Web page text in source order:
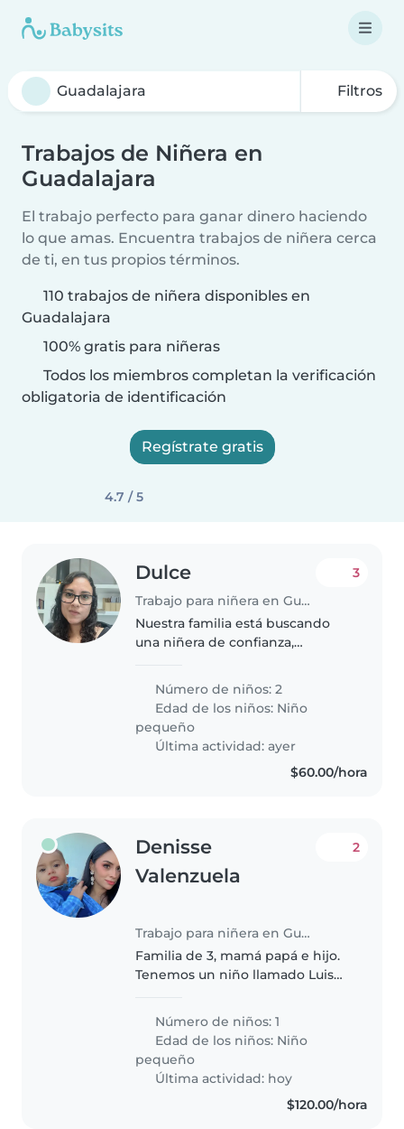
Filtros
Trabajos de Niñera en
Guadalajara
El trabajo perfecto para ganar dinero haciendo
lo que amas. Encuentra trabajos de niñera cerca
de ti, en tus propios términos.
110 trabajos de niñera disponibles en
Guadalajara
100% gratis para niñeras
Todos los miembros completan la verificación
obligatoria de identificación
Regístrate gratis
4.7 / 5
Dulce
Trabajo para niñera en Guadalajara
3
Nuestra familia está buscando
una niñera de confianza,
pueda cuidar a nuestros 2 niños
pequeños de 2 años. Una mamá
trabaja HO por lo que siempre
estará..
Número de niños: 2
Edad de los niños: Niño
pequeño
Última actividad: ayer
$60.00/hora
Denisse
Valenzuela
Trabajo para niñera en Guadalajara
2
Familia de 3, mamá papá e hijo.
Tenemos un niño llamado Luis
poco demandante. Le gusta
jugar mucho al aire libre, le
encantan..
Número de niños: 1
Edad de los niños: Niño
pequeño
Última actividad: hoy
$120.00/hora